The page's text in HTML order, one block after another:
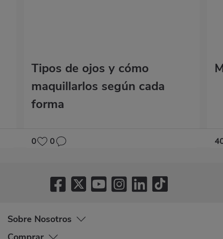
Tipos de ojos y cómo
maquillarlos según cada
forma
0 0
Sobre Nosotros